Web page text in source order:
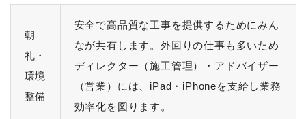
朝
礼・
環境
整備
安全で高品質な工事を提供するためにみん
なが共有します。外回りの仕事も多いため
ディレクター（施工管理）・アドバイザー
（営業）には、iPad・iPhoneを支給し業務
効率化を図ります。